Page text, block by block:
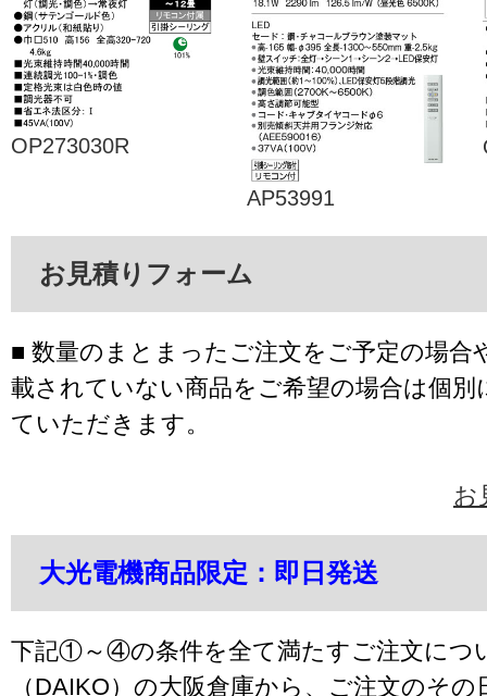
OP273030R
AP53991
お見積りフォーム
■ 数量のまとまったご注文をご予定の場合
載されていない商品をご希望の場合は個別
ていただきます。
お
大光電機商品限定：即日発送
下記①～④の条件を全て満たすご注文につ
（DAIKO）の大阪倉庫から、ご注文のそ